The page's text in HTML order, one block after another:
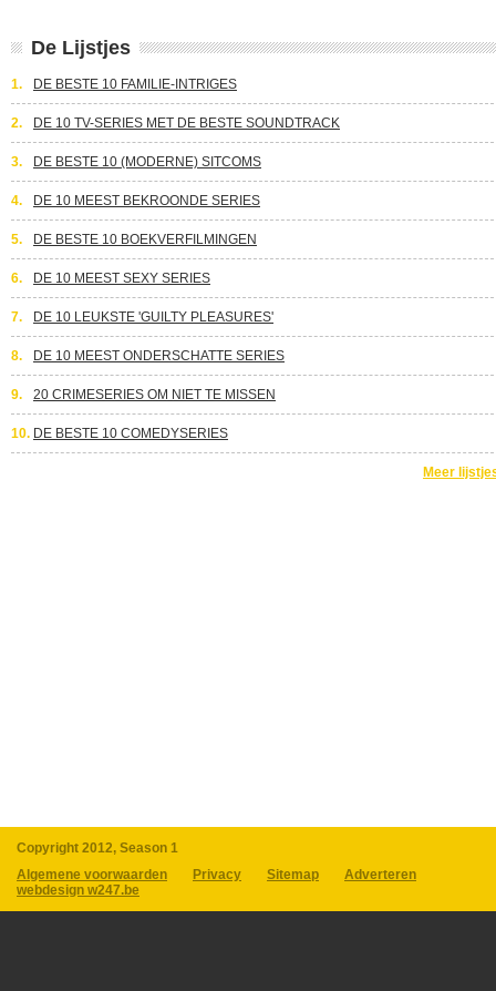
De Lijstjes
1. DE BESTE 10 FAMILIE-INTRIGES
2. DE 10 TV-SERIES MET DE BESTE SOUNDTRACK
3. DE BESTE 10 (MODERNE) SITCOMS
4. DE 10 MEEST BEKROONDE SERIES
5. DE BESTE 10 BOEKVERFILMINGEN
6. DE 10 MEEST SEXY SERIES
7. DE 10 LEUKSTE 'GUILTY PLEASURES'
8. DE 10 MEEST ONDERSCHATTE SERIES
9. 20 CRIMESERIES OM NIET TE MISSEN
10. DE BESTE 10 COMEDYSERIES
Meer
Copyright 2012, Season 1
Algemene voorwaarden
Privacy Sitemap
Adverteren
webdesign w247.be